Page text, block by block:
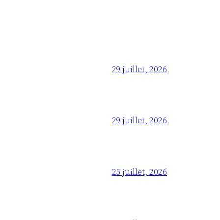
29 juillet, 2026
29 juillet, 2026
25 juillet, 2026